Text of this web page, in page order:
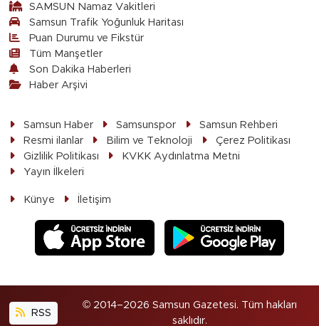
SAMSUN Namaz Vakitleri
Samsun Trafik Yoğunluk Haritası
Puan Durumu ve Fikstür
Tüm Manşetler
Son Dakika Haberleri
Haber Arşivi
Samsun Haber Samsunspor
Samsun Rehberi
Resmi ilanlar
Bilim ve Teknoloji
Çerez Politikası
Gizlilik Politikası
KVKK Aydınlatma Metni
Yayın İlkeleri
Künye İletişim
RSS
© 2014–2026 Samsun Gazetesi. Tüm hakları
saklıdır.